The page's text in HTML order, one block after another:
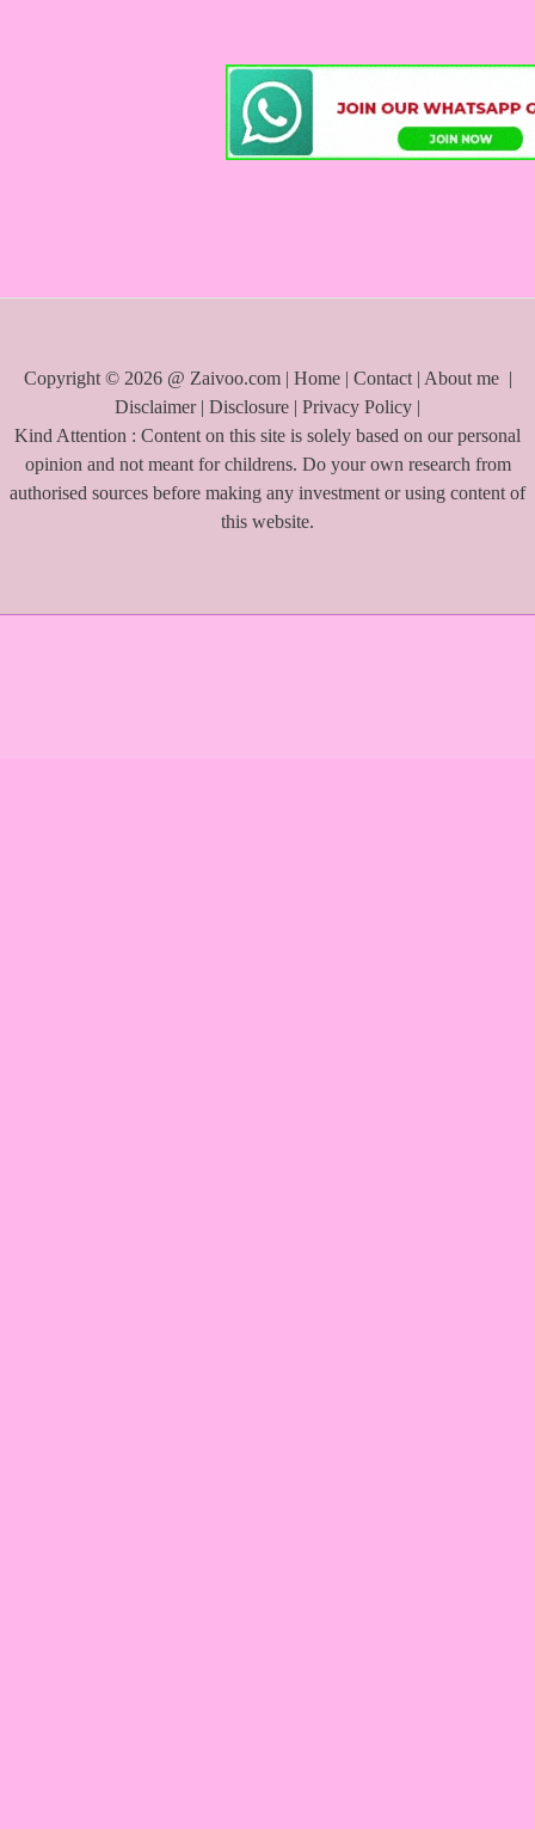
Copyright © 2026 @ Zaivoo.com | Home| Contact| About me |
Disclaimer| Disclosure | Privacy Policy |
Kind Attention : Content on this site is solely based on our personal
opinion and not meant for childrens. Do your own research from
authorised sources before making any investment or using content of
this website.